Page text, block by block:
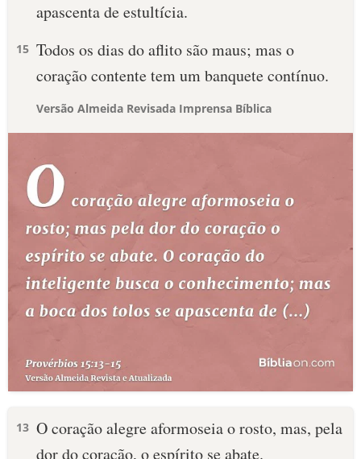
apascenta de estultícia.
15 Todos os dias do aflito são maus; mas o
coração contente tem um banquete contínuo.
Versão Almeida Revisada Imprensa Bíblica
13 O coração alegre aformoseia o rosto, mas, pela
dor do coração, o espírito se abate.